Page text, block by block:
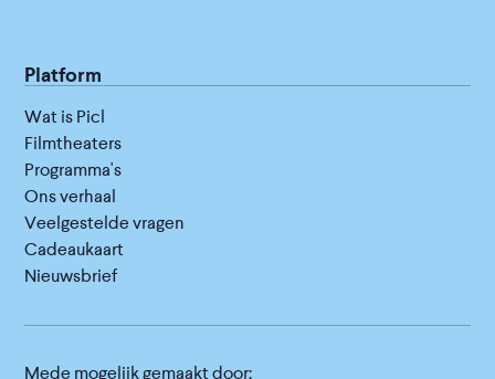
Platform
Wat is Picl
Filmtheaters
Programma's
Ons verhaal
Veelgestelde vragen
Cadeaukaart
Nieuwsbrief
Mede mogelijk gemaakt door: